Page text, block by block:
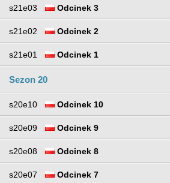
s21e03 Odcinek 3
s21e02 Odcinek 2
s21e01 Odcinek 1
Sezon 20
s20e10 Odcinek 10
s20e09 Odcinek 9
s20e08 Odcinek 8
s20e07 Odcinek 7